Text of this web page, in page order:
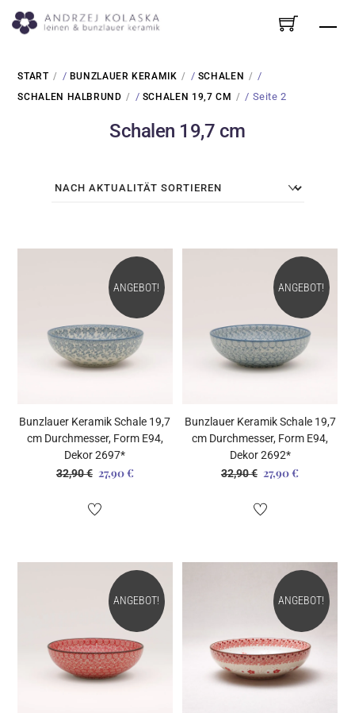
Skip
START / BUNZLAUER KERAMIK / SCHALEN /
SCHALEN HALBRUND / SCHALEN 19,7 CM / Seite 2
Schalen 19,7 cm
ANGEBOT!
Bunzlauer Keramik Schale 19,7
cm Durchmesser, Form E94,
Dekor 2697*
32,90€ Ursprünglicher
war:
27,90€Aktueller
ANGEBOT!
Bunzlauer Keramik Schale 19,7
cm Durchmesser, Form E94,
Dekor 2692*
32,90€ Ursprünglicher
war:
27,90€Aktueller
ANGEBOT! ANGEBOT!